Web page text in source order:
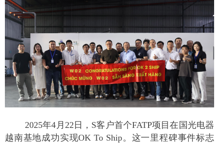
2025年4月22日，S客户首个FATP项目在国光电器
越南基地成功实现OK To Ship。这一里程碑事件标志